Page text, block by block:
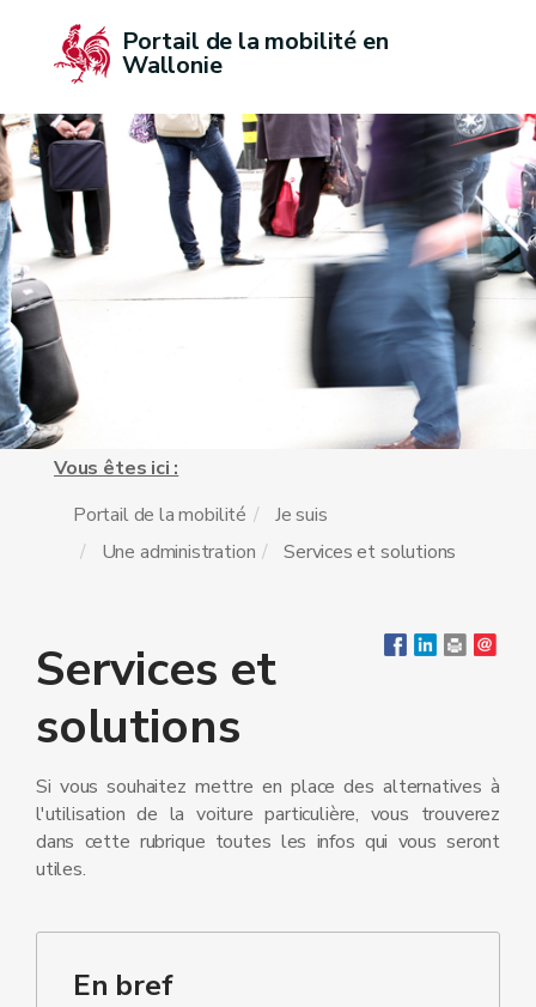
Portail de la mobilité en
Wallonie
Vous êtes ici :
Portail de la mobilité
Je suis
Une administration
Services et solutions
Services et
solutions
Si vous souhaitez mettre en place des alternatives à
l'utilisation de la voiture particulière, vous trouverez
dans cette rubrique toutes les infos qui vous seront
utiles.
En bref